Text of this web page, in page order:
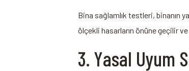
Bina sağlamlık testleri, binanın
ölçekli hasarların önüne ‍geçilir
3. Yasal Uyum